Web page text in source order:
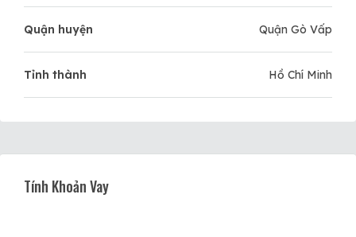
Quận huyện Quận Gò Vấp
Tỉnh thành Hồ Chí Minh
Tính Khoản Vay